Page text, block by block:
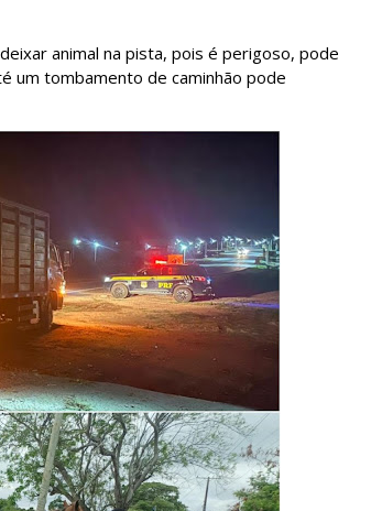
animal na pista, pois é perigoso, pode
um tombamento de caminhão pode